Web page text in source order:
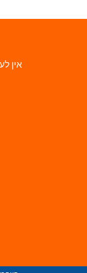
אין